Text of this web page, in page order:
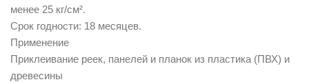
менее 25 кг/см².
Срок годности: 18 месяцев.
Применение
Приклеивание реек, панелей и планок из пластика (ПВХ) и
древесины